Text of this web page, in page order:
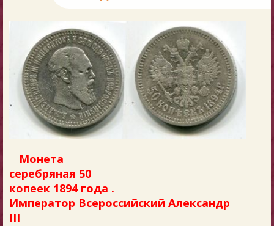
Монета
серебряная 50
копеек 1894 года .
Император Всероссийский Александр
III